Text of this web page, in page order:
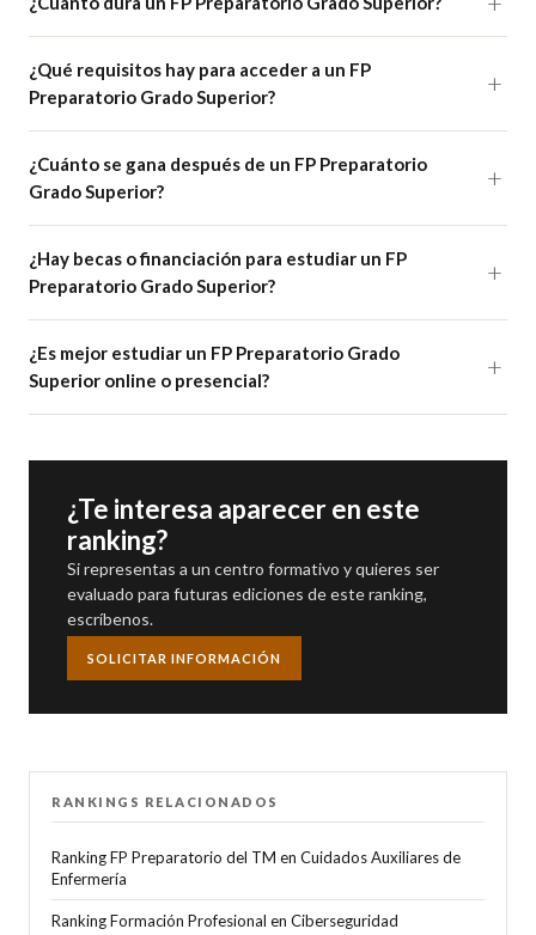
¿Qué requisitos hay para acceder a un FP
Preparatorio Grado Superior?
¿Cuánto se gana después de un FP Preparatorio
Grado Superior?
¿Hay becas o financiación para estudiar un FP
Preparatorio Grado Superior?
¿Es mejor estudiar un FP Preparatorio Grado
Superior online o presencial?
¿Te interesa aparecer en este
ranking?
Si representas a un centro formativo y quieres ser
evaluado para futuras ediciones de este ranking,
escríbenos.
SOLICITAR INFORMACIÓN
RANKINGS RELACIONADOS
Ranking FP Preparatorio del TM en Cuidados Auxiliares de
Enfermería
Ranking Formación Profesional en Ciberseguridad